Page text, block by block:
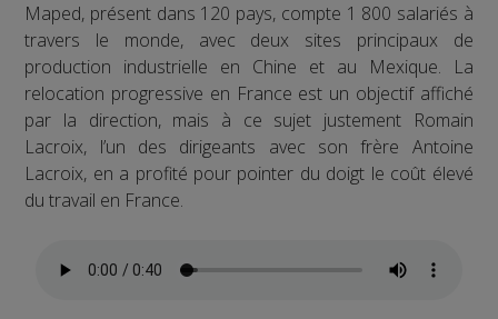
Maped, présent dans 120 pays, compte 1 800 salariés à
travers le monde, avec deux sites principaux de
production industrielle en Chine et au Mexique. La
relocation progressive en France est un objectif affiché
par la direction, mais à ce sujet justement Romain
Lacroix, l’un des dirigeants avec son frère Antoine
Lacroix, en a profité pour pointer du doigt le coût élevé
du travail en France.